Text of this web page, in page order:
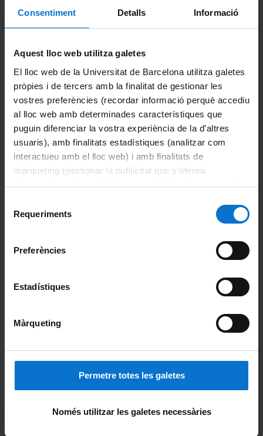
Consentiment Detalls Informació
Aquest lloc web utilitza galetes
El lloc web de la Universitat de Barcelona utilitza galetes
pròpies i de tercers amb la finalitat de gestionar les
vostres preferències (recordar informació perquè accediu
al lloc web amb determinades característiques que
puguin diferenciar la vostra experiència de la d’altres
usuaris), amb finalitats estadístiques (analitzar com
interactueu amb el lloc web) i amb finalitats de
màrqueting (gestionar la publicitat que s’ofereix
adequant-la en funció dels vostres hàbits de navegació).
consultar laPolítica de galetes del lloc web de la
Requeriments
Preferències
Estadístiques
Màrqueting
Permetre totes les galetes
Només utilitzar les galetes necessàries
Informació del màster
Calendari acadèmic
Lectora: revista de dones i textualitat
Compàs d'amalgama
Dreceres d'interés
Ajuts i preus
Normativa acadèmica UB